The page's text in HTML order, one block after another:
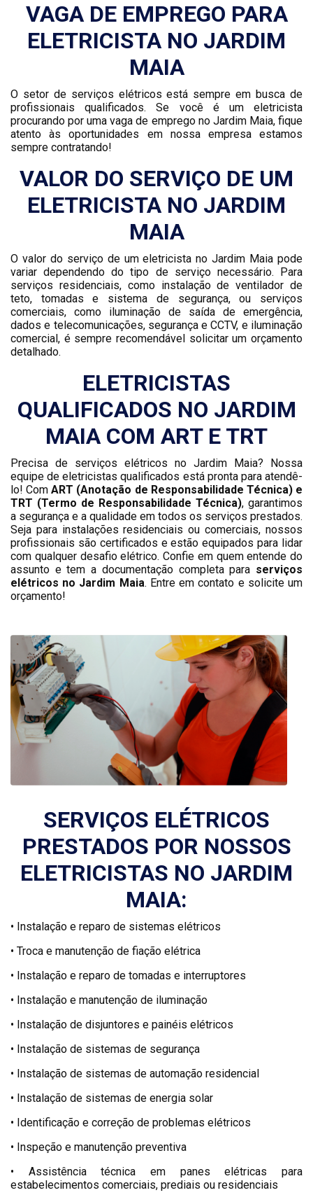
VAGA DE EMPREGO PARA
ELETRICISTA NO JARDIM
MAIA
O setor de serviços elétricos está sempre em busca de
profissionais qualificados. Se você é um eletricista
procurando por uma vaga de emprego no Jardim Maia, fique
atento às oportunidades em nossa empresa estamos
sempre contratando!
VALOR DO SERVIÇO DE UM
ELETRICISTA NO JARDIM
MAIA
O valor do serviço de um eletricista no Jardim Maia pode
variar dependendo do tipo de serviço necessário. Para
serviços residenciais, como instalação de ventilador de
teto, tomadas e sistema de segurança, ou serviços
comerciais, como iluminação de saída de emergência,
dados e telecomunicações, segurança e CCTV, e iluminação
comercial, é sempre recomendável solicitar um orçamento
detalhado.
ELETRICISTAS
QUALIFICADOS NO JARDIM
MAIA COM ART E TRT
Precisa de serviços elétricos no Jardim Maia? Nossa
equipe de eletricistas qualificados está pronta para atendê-
lo! ComART (Anotação de Responsabilidade Técnica) e
TRT (Termo de Responsabilidade Técnica), garantimos
a segurança e a qualidade em todos os serviços prestados.
Seja para instalações residenciais ou comerciais, nossos
profissionais são certificados e estão equipados para lidar
com qualquer desafio elétrico. Confie em quem entende do
assunto e tem a documentação completa para serviços
elétricos no Jardim Maia. Entre em contato e solicite um
orçamento!
SERVIÇOS ELÉTRICOS
PRESTADOS POR NOSSOS
ELETRICISTAS NO JARDIM
MAIA:
• Instalação e reparo de sistemas elétricos
• Troca e manutenção de fiação elétrica
• Instalação e reparo de tomadas e interruptores
• Instalação e manutenção de iluminação
• Instalação de disjuntores e painéis elétricos
• Instalação de sistemas de segurança
• Instalação de sistemas de automação residencial
• Instalação de sistemas de energia solar
• Identificação e correção de problemas elétricos
• Inspeção e manutenção preventiva
• Assistência técnica em panes elétricas para
estabelecimentos comerciais, prediais ou residenciais